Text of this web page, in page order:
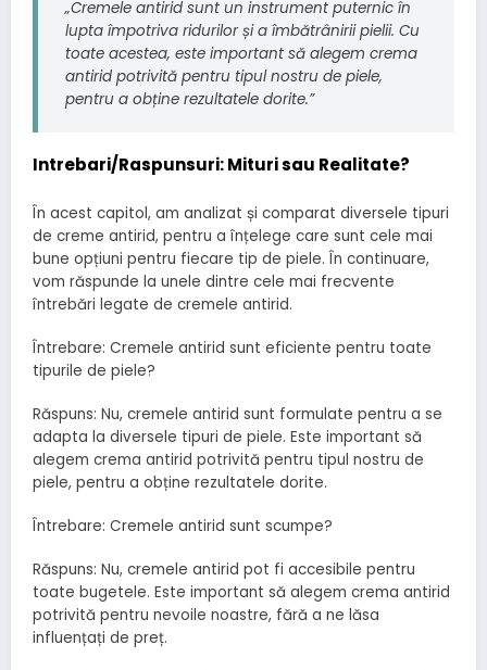
„Cremele antirid sunt un instrument puternic în
lupta împotriva ridurilor și a îmbătrânirii pielii. Cu
toate acestea, este important să alegem crema
antirid potrivită pentru tipul nostru de piele,
pentru a obține rezultatele dorite.”
Intrebari/Raspunsuri: Mituri sau Realitate?
În acest capitol, am analizat și comparat diversele tipuri
de creme antirid, pentru a înțelege care sunt cele mai
bune opțiuni pentru fiecare tip de piele. În continuare,
vom răspunde la unele dintre cele mai frecvente
întrebări legate de cremele antirid.
Întrebare: Cremele antirid sunt eficiente pentru toate
tipurile de piele?
Răspuns: Nu, cremele antirid sunt formulate pentru a se
adapta la diversele tipuri de piele. Este important să
alegem crema antirid potrivită pentru tipul nostru de
piele, pentru a obține rezultatele dorite.
Întrebare: Cremele antirid sunt scumpe?
Răspuns: Nu, cremele antirid pot fi accesibile pentru
toate bugetele. Este important să alegem crema antirid
potrivită pentru nevoile noastre, fără a ne lăsa
influențați de preț.